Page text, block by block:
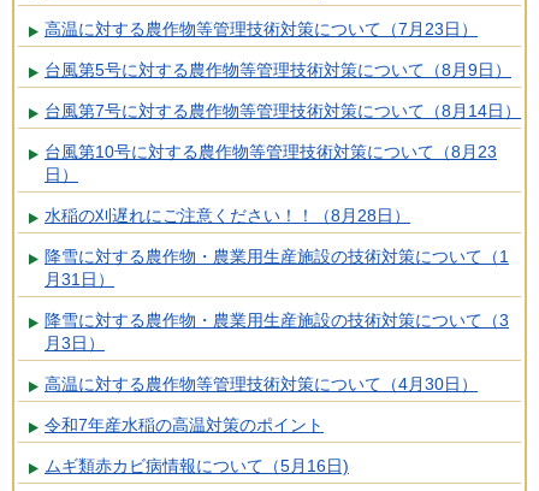
高温に対する農作物等管理技術対策について（7月23日）
台風第5号に対する農作物等管理技術対策について（8月9日）
台風第7号に対する農作物等管理技術対策について（8月14日）
台風第10号に対する農作物等管理技術対策について（8月23
日）
水稲の刈遅れにご注意ください！！（8月28日）
降雪に対する農作物・農業用生産施設の技術対策について（1
月31日）
降雪に対する農作物・農業用生産施設の技術対策について（3
月3日）
高温に対する農作物等管理技術対策について（4月30日）
令和7年産水稲の高温対策のポイント
ムギ類赤カビ病情報について（5月16日)